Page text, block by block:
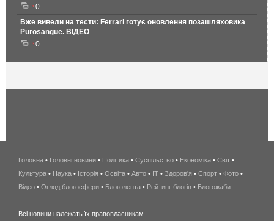
0
Вже вивели на тести: Ferrari готує оновлення позашляховика
Purosangue. ВІДЕО
0
беспроводной
интернет
киев
Головна • Головні новини • Політика • Суспільство • Економіка • Світ •
Культура • Наука • Історія • Освіта • Авто • IT • Здоров'я • Спорт • Фото •
Відео • Огляд блогосфери • Блоголента • Рейтинг блогів • Блогожаби
Всі новини належать їх правовласникам.